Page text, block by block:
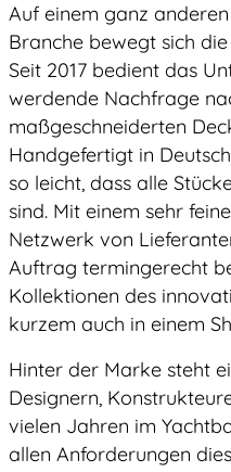
Auf einem ganz
Branche bewegt sich
Seit 2017 bedient das
werdende Nachfrage
maßgeschneiderten
Handgefertigt in
so leicht, dass alle
sind. Mit einem sehr
Netzwerk von
Auftrag termingerecht
Kollektionen des
kurzem auch in einem
Hinter der Marke steht
Designern,
vielen Jahren im
allen Anforderungen